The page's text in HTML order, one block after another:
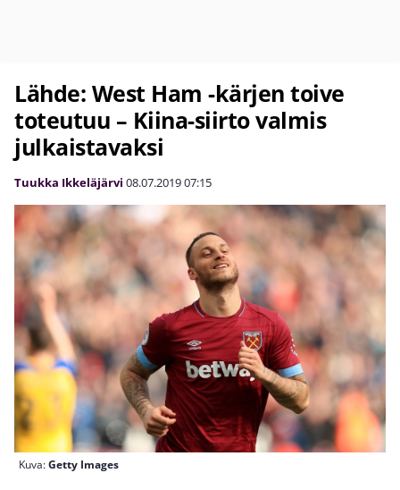
Lähde: West Ham -kärjen toive
toteutuu – Kiina-siirto valmis
julkaistavaksi
Tuukka Ikkeläjärvi 08.07.201907:15
Kuva:Getty Images